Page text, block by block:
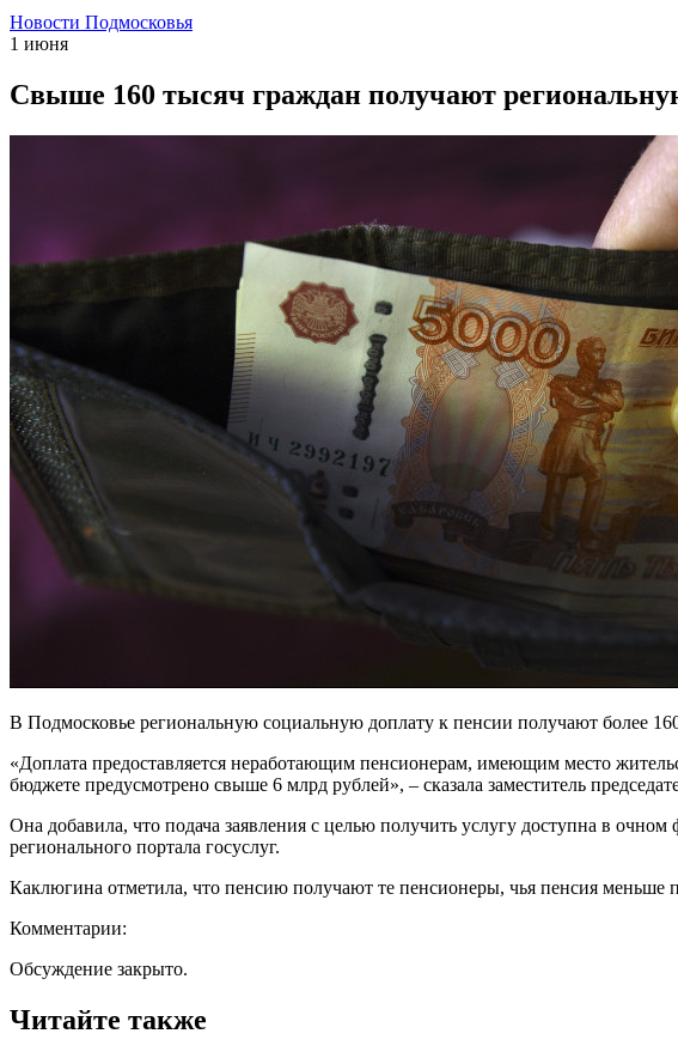
Новости Подмосковья
1 июня
Свыше 160 тысяч граждан получают
В Подмосковье региональную социальную доплату к пенсии получают более
«Доплата предоставляется неработающим пенсионерам, имеющим место
бюджете предусмотрено свыше 6 млрд рублей», – сказала заместитель
Она добавила, что подача заявления с целью получить услугу доступна в
регионального портала госуслуг.
Каклюгина отметила, что пенсию получают те пенсионеры, чья пенсия меньше
Комментарии:
Обсуждение закрыто.
Читайте также